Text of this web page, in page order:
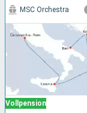
Vollpension
MSC Orchestra